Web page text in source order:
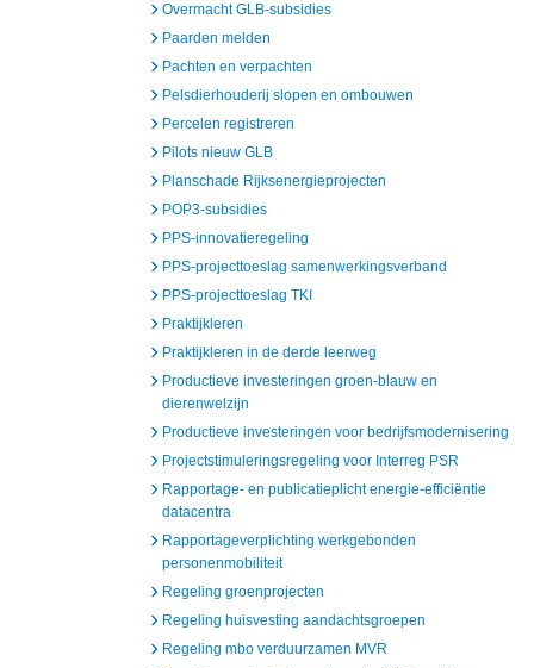
Overmacht GLB-subsidies
Paarden melden
Pachten en verpachten
Pelsdierhouderij slopen en ombouwen
Percelen registreren
Pilots nieuw GLB
Planschade Rijksenergieprojecten
POP3-subsidies
PPS-innovatieregeling
PPS-projecttoeslag samenwerkingsverband
PPS-projecttoeslag TKI
Praktijkleren
Praktijkleren in de derde leerweg
Productieve investeringen groen-blauw en
dierenwelzijn
Productieve investeringen voor bedrijfsmodernisering
Projectstimuleringsregeling voor Interreg PSR
Rapportage- en publicatieplicht energie-efficiëntie
datacentra
Rapportageverplichting werkgebonden
personenmobiliteit
Regeling groenprojecten
Regeling huisvesting aandachtsgroepen
Regeling mbo verduurzamen MVR